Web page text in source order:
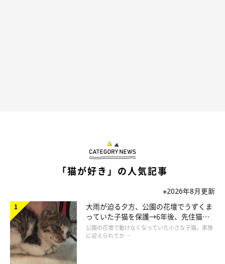
「猫が好き」の人気記事
※2026年8月更新
大雨が迫る夕方、公園の花壇でうずくま
っていた子猫を保護→6年後、先住猫
と“姉妹”のような関係に
公園の花壇で動けなくなっていた小さな子猫。家族
に迎えられてか …